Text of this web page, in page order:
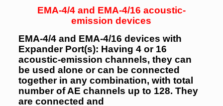
EMA-4/4 and EMA-4/16 acoustic-
emission devices
EMA-4/4 and EMA-4/16 devices with
Expander Port(s): Having 4 or 16
acoustic-emission channels, they can
be used alone or can be connected
together in any combination, with total
number of AE channels up to 128. They
are connected and